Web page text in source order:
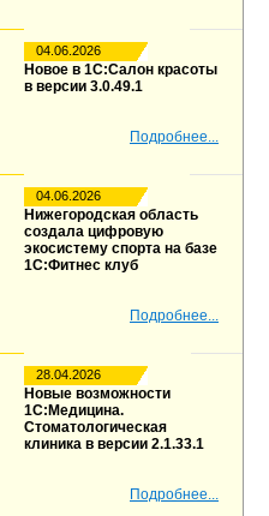
04.06.2026
Новое в 1С:Салон красоты
в версии 3.0.49.1
Подробнее...
04.06.2026
Нижегородская область
создала цифровую
экосистему спорта на базе
1С:Фитнес клуб
Подробнее...
28.04.2026
Новые возможности
1С:Медицина.
Стоматологическая
клиника в версии 2.1.33.1
Подробнее...